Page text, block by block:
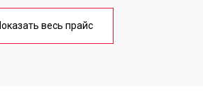
весь прайс